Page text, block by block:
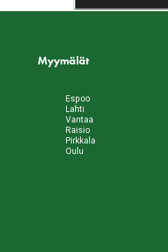
Myymälät
Espoo
Lahti
Vantaa
Raisio
Pirkkala
Oulu